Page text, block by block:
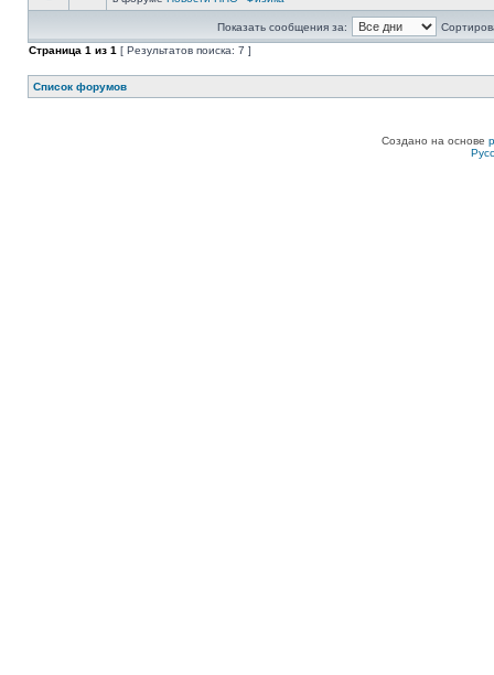
Показать сообщения за:
Страница 1 из 1 [ Результатов поиска: 7 ]
Список форумов
Создано на основе